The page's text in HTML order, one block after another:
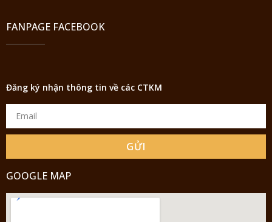
FANPAGE FACEBOOK
Đăng ký nhận thông tin về các CTKM
GỬI
GOOGLE MAP